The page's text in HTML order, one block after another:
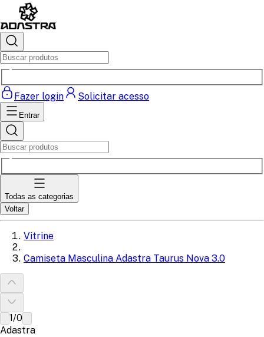
Fazer login Solicitar acesso
Entrar
Todas as categorias
Voltar
Vitrine
Camiseta Masculina Adastra Taurus Nova 3.0
1/0
Adastra